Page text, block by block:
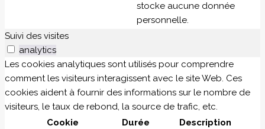
stocke aucune donnée
personnelle.
Suivi des visites
analytics
Les cookies analytiques sont utilisés pour comprendre
comment les visiteurs interagissent avec le site Web. Ces
cookies aident à fournir des informations sur le nombre de
visiteurs, le taux de rebond, la source de trafic, etc.
Cookie
Durée Description